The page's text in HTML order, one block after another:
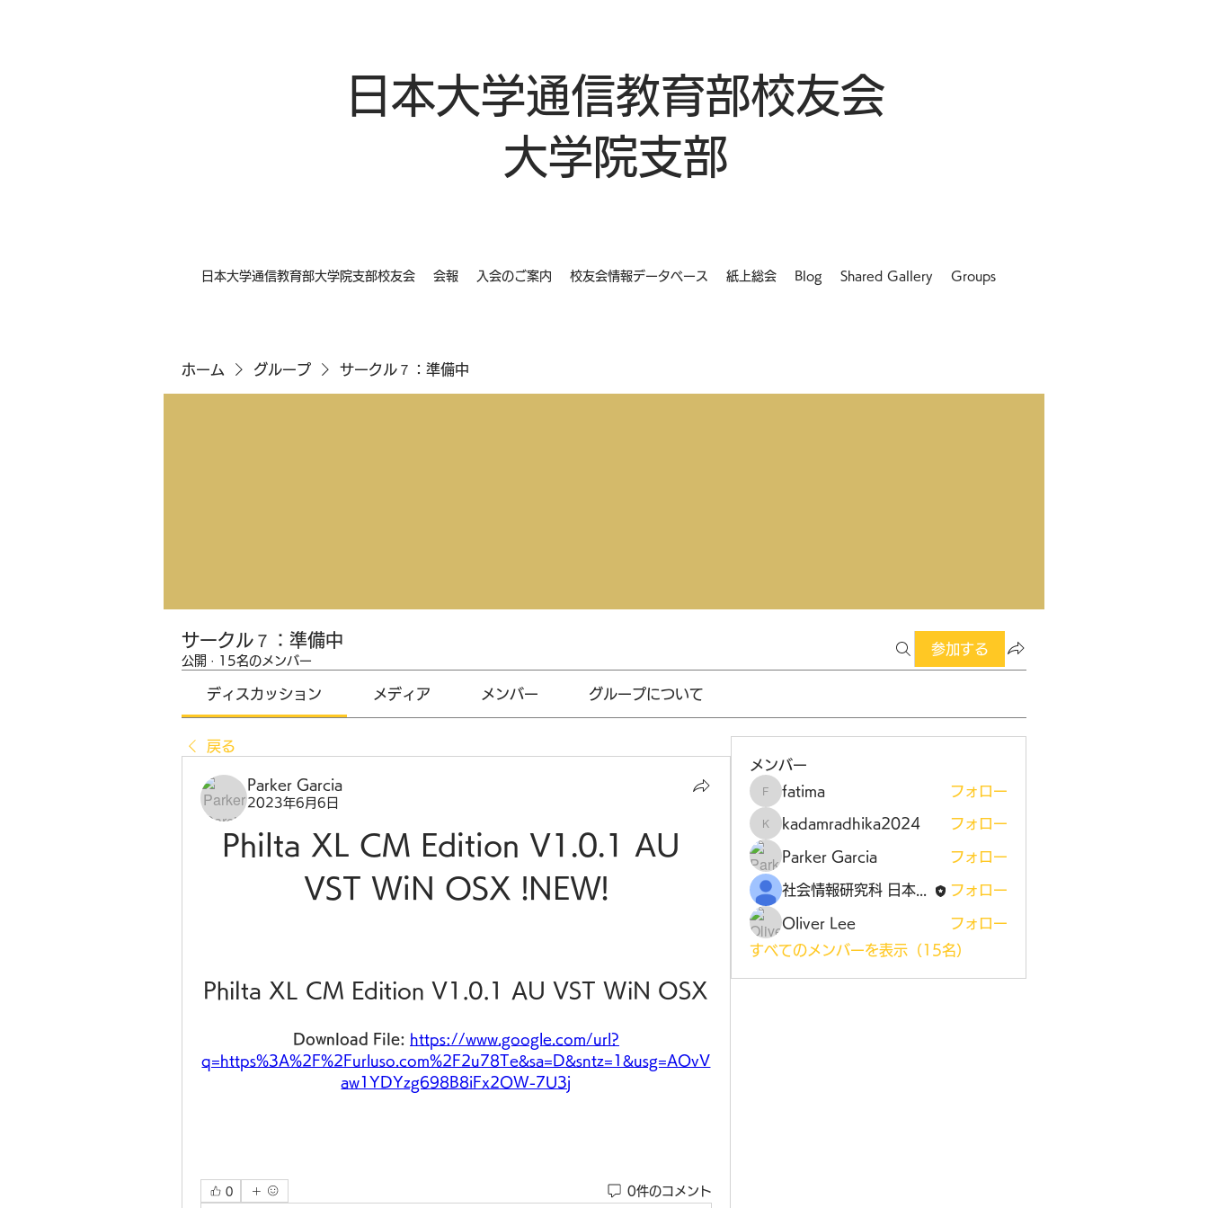
日本大学通信教育部校友会
大学院支部
日本大学通信教育部大学院支部校友会 会報 入会のご案内 校友会情報データベース 紙上総会 Blog Shared Gallery Groups
ホーム グループ サークル７：準備中
サークル７：準備中
公開 · 15名のメンバー
参加する
ディスカッション メディア メンバー グループについて
戻る
Parker Garcia
2023年6月6日
Philta XL CM Edition V1.0.1 AU
VST WiN OSX !NEW!
Philta XL CM Edition V1.0.1 AU VST WiN OSX
Download File: https://www.google.com/url?
q=https%3A%2F%2Furluso.com%2F2u78Te&sa=D&sntz=1&usg=AOvV
aw1YDYzg698B8iFx2OW-7U3j
0 0件のコメント
メンバー
fatima
fatima フォロー
kadamradhika2024
kadamradhika2024 フォロー
Parker Garcia フォロー
社会情報研究科 日本大学大学院 フォロー
Oliver Lee
フォロー
すべてのメンバーを表示（15名）